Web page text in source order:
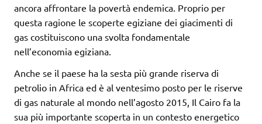
ancora affrontare la povertà endemica. Proprio per
questa ragione le scoperte egiziane dei giacimenti di
gas costituiscono una svolta fondamentale
nell’economia egiziana.
Anche se il paese ha la sesta più grande riserva di
petrolio in Africa ed è al ventesimo posto per le riserve
di gas naturale al mondo nell’agosto 2015, Il Cairo fa la
sua più importante scoperta in un contesto energetico